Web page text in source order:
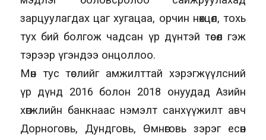
зарцуулагдах цаг хугацаа, орчин нөхцөл, тохь
тух бий болгож чадсан үр дүнтэй төсөл гэж
тэрээр үгэндээ онцоллоо.
Мөн тус төслийг амжилттай хэрэгжүүлсний
үр дүнд 2016 болон 2018 онуудад Азийн
хөгжлийн банкнаас нэмэлт санхүүжилт авч
Дорноговь, Дундговь, Өмнөговь зэрэг есөн